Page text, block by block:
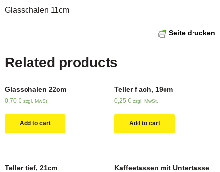
Glasschalen 11cm
Seite drucken
Related products
Glasschalen 22cm
0,70 € zzgl. MwSt.
Add to cart
Teller flach, 19cm
0,25 € zzgl. MwSt.
Add to cart
Teller tief, 21cm Kaffeetassen mit Untertasse